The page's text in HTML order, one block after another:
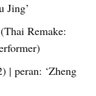
Jing’
Remake:
| peran: ‘Zheng